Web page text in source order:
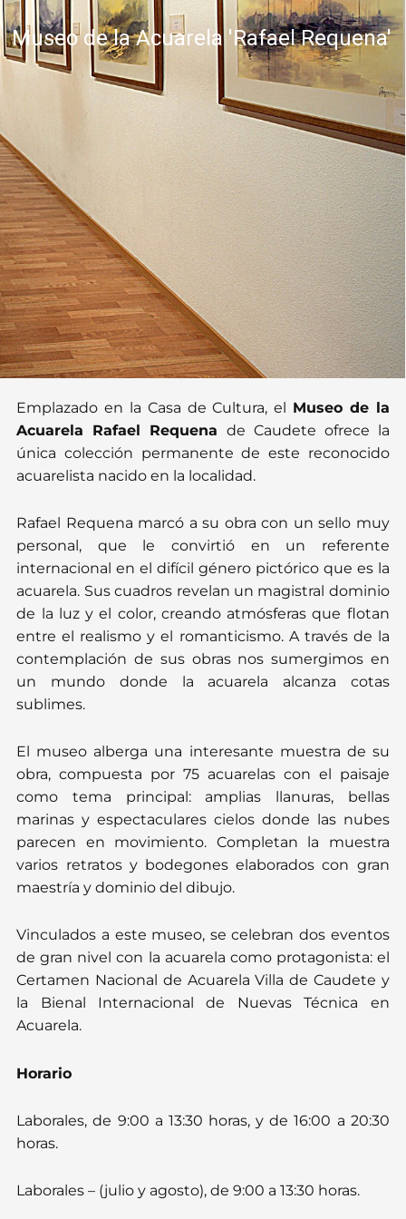
Museo de la Acuarela 'Rafael Requena'
Emplazado en la Casa de Cultura, el Museo de la
Acuarela Rafael Requena de Caudete ofrece la
única colección permanente de este reconocido
acuarelista nacido en la localidad.
Rafael Requena marcó a su obra con un sello muy
personal, que le convirtió en un referente
internacional en el difícil género pictórico que es la
acuarela. Sus cuadros revelan un magistral dominio
de la luz y el color, creando atmósferas que flotan
entre el realismo y el romanticismo. A través de la
contemplación de sus obras nos sumergimos en
un mundo donde la acuarela alcanza cotas
sublimes.
El museo alberga una interesante muestra de su
obra, compuesta por 75 acuarelas con el paisaje
como tema principal: amplias llanuras, bellas
marinas y espectaculares cielos donde las nubes
parecen en movimiento. Completan la muestra
varios retratos y bodegones elaborados con gran
maestría y dominio del dibujo.
Vinculados a este museo, se celebran dos eventos
de gran nivel con la acuarela como protagonista: el
Certamen Nacional de Acuarela Villa de Caudete y
la Bienal Internacional de Nuevas Técnica en
Acuarela.
Horario
Laborales, de 9:00 a 13:30 horas, y de 16:00 a 20:30
horas.
Laborales – (julio y agosto), de 9:00 a 13:30 horas.